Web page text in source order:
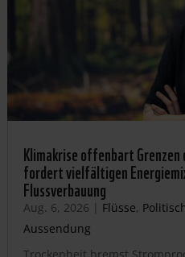
Klimakrise offenbart
fordert vielfältigen
Flussverbauung
Aug. 6, 2026 | Flüsse,
Aussendung